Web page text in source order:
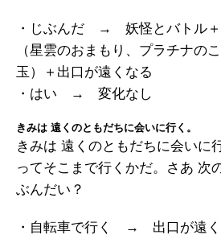
・じぶんだ → 妖怪とバトル＋
（星雲のおまもり、プラチナの
玉）＋出口が遠くなる
・はい → 変化なし
きみは 遠くのともだちに会いに行く。
きみは 遠くのともだちに会いに
ってそこまで行くかだ。さあ 次
ぶんだい？
・自転車で行く → 出口が遠く